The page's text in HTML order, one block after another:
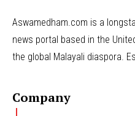
Aswamedham.com is a
news portal based in the
the global Malayali diaspora.
Company